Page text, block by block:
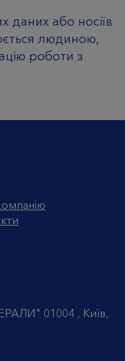
даних або носіїв
людиною,
роботи з
01004 , Київ,